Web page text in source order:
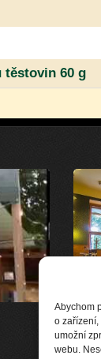
Abychom
o
umožní
webu.
těstovin 60 g